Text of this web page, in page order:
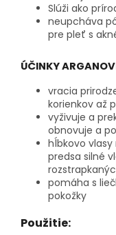
Slúži ako
neupcháva
pre pleť s
ÚČINKY
vracia
korienkov až
vyživuje a
obnovuje a
hĺbkovo
predsa silné
pomáha s
pokožky
Použitie: